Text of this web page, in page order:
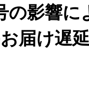
の影響に
届け遅